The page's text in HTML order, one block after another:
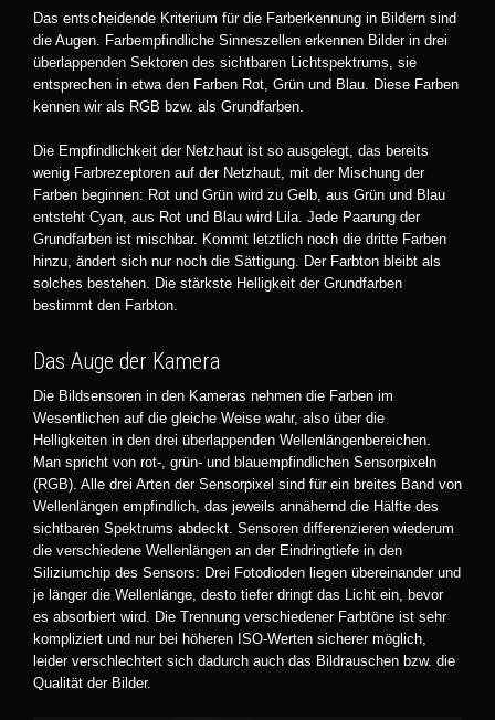
Das entscheidende Kriterium für die Farberkennung in Bildern sind
die Augen. Farbempfindliche Sinneszellen erkennen Bilder in drei
überlappenden Sektoren des sichtbaren Lichtspektrums, sie
entsprechen in etwa den Farben Rot, Grün und Blau. Diese Farben
kennen wir als RGB bzw. als Grundfarben.
Die Empfindlichkeit der Netzhaut ist so ausgelegt, das bereits
wenig Farbrezeptoren auf der Netzhaut, mit der Mischung der
Farben beginnen: Rot und Grün wird zu Gelb, aus Grün und Blau
entsteht Cyan, aus Rot und Blau wird Lila. Jede Paarung der
Grundfarben ist mischbar. Kommt letztlich noch die dritte Farben
hinzu, ändert sich nur noch die Sättigung. Der Farbton bleibt als
solches bestehen. Die stärkste Helligkeit der Grundfarben
bestimmt den Farbton.
Das Auge der Kamera
Die Bildsensoren in den Kameras nehmen die Farben im
Wesentlichen auf die gleiche Weise wahr, also über die
Helligkeiten in den drei überlappenden Wellenlängenbereichen.
Man spricht von rot-, grün- und blauempfindlichen Sensorpixeln
(RGB). Alle drei Arten der Sensorpixel sind für ein breites Band von
Wellenlängen empfindlich, das jeweils annähernd die Hälfte des
sichtbaren Spektrums abdeckt. Sensoren differenzieren wiederum
die verschiedene Wellenlängen an der Eindringtiefe in den
Siliziumchip des Sensors: Drei Fotodioden liegen übereinander und
je länger die Wellenlänge, desto tiefer dringt das Licht ein, bevor
es absorbiert wird. Die Trennung verschiedener Farbtöne ist sehr
kompliziert und nur bei höheren ISO-Werten sicherer möglich,
leider verschlechtert sich dadurch auch das Bildrauschen bzw. die
Qualität der Bilder.